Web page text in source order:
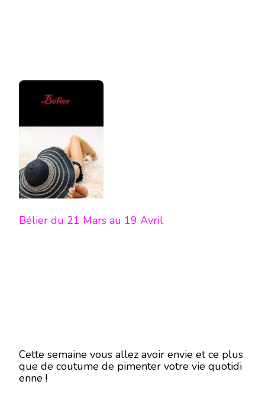
Bélier du 21 Mars au 19 Avril
Cette semaine vous allez avoir envie et ce plus
que de coutume de pimenter votre vie quotidi
enne !